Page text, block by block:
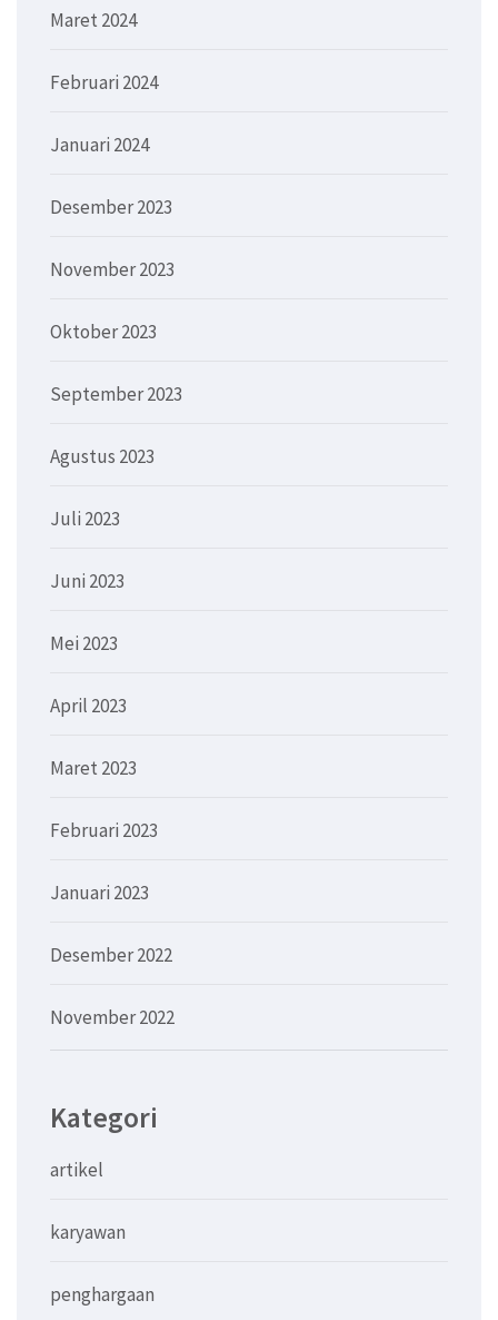
Maret 2024
Februari 2024
Januari 2024
Desember 2023
November 2023
Oktober 2023
September 2023
Agustus 2023
Juli 2023
Juni 2023
Mei 2023
April 2023
Maret 2023
Februari 2023
Januari 2023
Desember 2022
November 2022
Kategori
artikel
karyawan
penghargaan